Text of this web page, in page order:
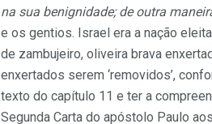
na sua benignidade; de outra
e os gentios. Israel era a nação
de zambujeiro, oliveira brava
enxertados serem ‘removidos’,
texto do capítulo 11 e ter a
Segunda Carta do apóstolo Paulo